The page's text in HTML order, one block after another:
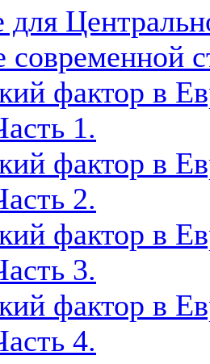
для
современной
фактор в
1.
фактор в
2.
фактор в
3.
фактор в
4.